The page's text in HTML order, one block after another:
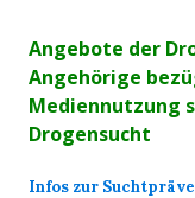
Angebote der
Angehörige
Mediennutzung
Drogensucht
Infos zur